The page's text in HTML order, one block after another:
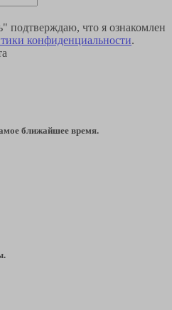
подтверждаю, что я ознакомлен
конфиденциальности.
ближайшее время.